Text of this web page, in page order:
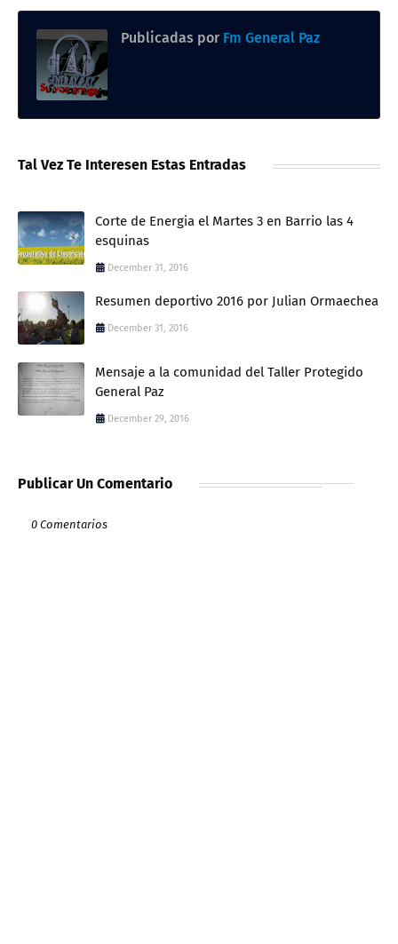
Publicadas por Fm General Paz
Tal Vez Te Interesen Estas Entradas
Corte de Energia el Martes 3 en Barrio las 4
esquinas
December 31, 2016
Resumen deportivo 2016 por Julian Ormaechea
December 31, 2016
Mensaje a la comunidad del Taller Protegido
General Paz
December 29, 2016
Publicar Un Comentario
0 Comentarios